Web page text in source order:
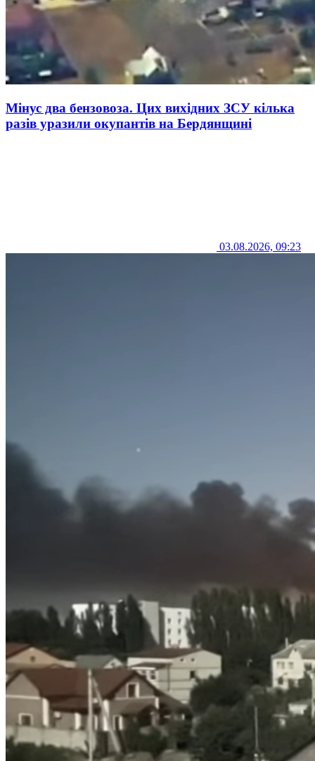
Мінус два бензовоза. Цих вихідних ЗСУ кілька
разів уразили окупантів на Бердянщині
03.08.2026, 09:23